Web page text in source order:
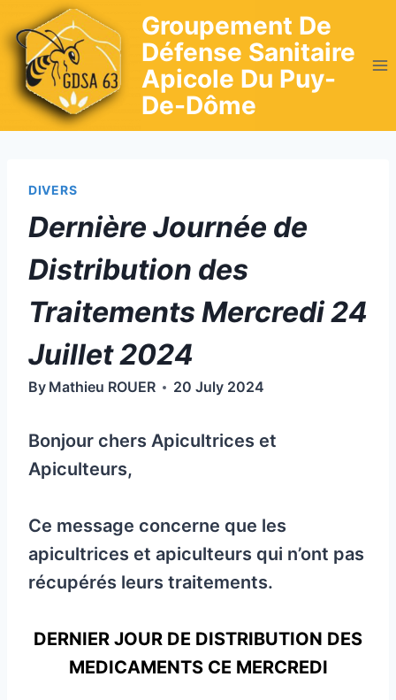
to
content
Groupement De
Défense Sanitaire
Apicole Du Puy-
De-Dôme
DIVERS
Dernière Journée de
Distribution des
Traitements Mercredi 24
Juillet 2024
By Mathieu ROUER 20 July 2024
Bonjour chers Apicultrices et
Apiculteurs,
Ce message concerne que les
apicultrices et apiculteurs qui n’ont pas
récupérés leurs traitements.
DERNIER JOUR DE DISTRIBUTION DES
MEDICAMENTS CE MERCREDI